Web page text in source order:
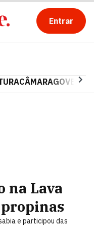
Entrar
CÂMARAGOVERNO
na Lava
e participou das